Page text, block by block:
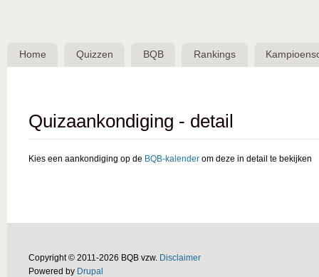
Belgische
QuizBond
Home Quizzen BQB Rankings
Quizaankondiging - detail
Kies een aankondiging op de BQB-kalender om deze in detail te bekijken
Copyright © 2011-2026 BQB vzw. Disclaimer
Powered by Drupal